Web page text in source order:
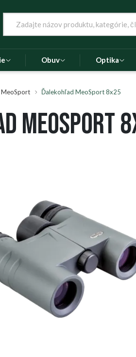
Obuv Optika
MeoSport Ďalekohľad MeoSport 8x25
MeoSport